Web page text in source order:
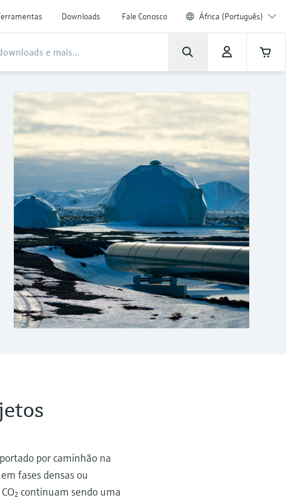
Downloads Fale Conosco África (Português)
por caminhão na
fases densas ou
continuam sendo uma